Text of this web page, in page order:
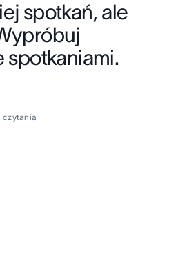
spotkań, ale
spotkaniami.
czytania